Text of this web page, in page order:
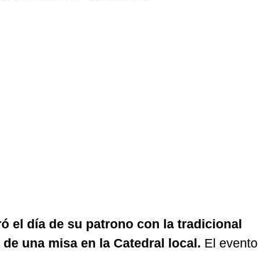
el día de su patrono con la tradicional
una misa en la Catedral local. El evento